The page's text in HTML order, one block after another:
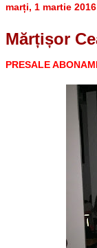
marți, 1 martie 2016
Mărțișor
PRESALE